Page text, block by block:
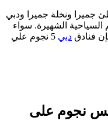
جميرا ونخلة جميرا ودبي
السياحية الشهيرة. سواء
فنادق دبي
5 نجوم علي
نجوم على